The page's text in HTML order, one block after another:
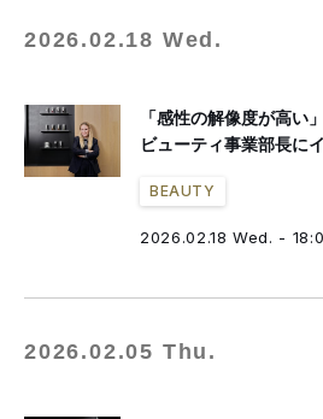
2026.02.18 Wed.
「感性の解像度が高
ビューティ事業部長に
BEAUTY
2026.02.18 Wed. -
2026.02.05 Thu.